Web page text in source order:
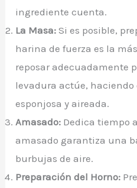
ingrediente cuenta.
La Masa: Si es posible,
harina de fuerza es la
reposar adecuadamente
levadura actúe, haciendo
esponjosa y aireada.
Amasado: Dedica tiempo
amasado garantiza una
burbujas de aire.
Preparación del Horno: